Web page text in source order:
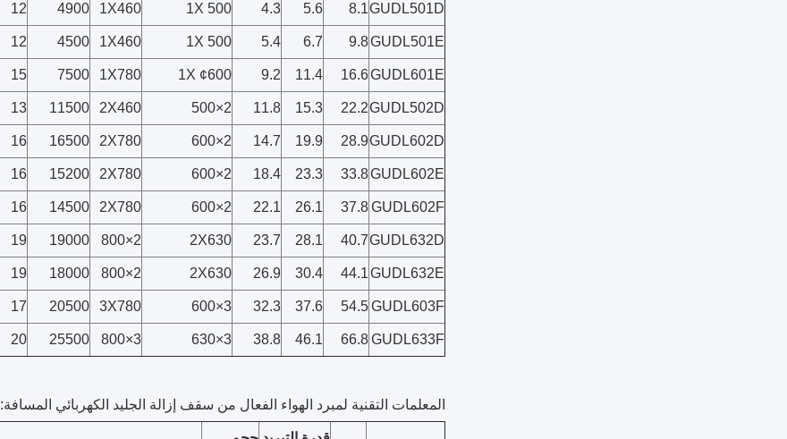
GUDL501D
8.1
5.6
4.3
1X 500
1X460
4900
12
GUDL501E
9.8
6.7
5.4
1X 500
1X460
4500
12
GUDL601E
16.6
11.4
9.2
1X ¢600
1X780
7500
15
GUDL502D
22.2
15.3
11.8
2×500
2X460
11500
13
GUDL602D
28.9
19.9
14.7
2×600
2X780
16500
16
GUDL602E
33.8
23.3
18.4
2×600
2X780
15200
16
GUDL602F
37.8
26.1
22.1
2×600
2X780
14500
16
GUDL632D
40.7
28.1
23.7
2X630
2×800
19000
19
GUDL632E
44.1
30.4
26.9
2X630
2×800
18000
19
GUDL603F
54.5
37.6
32.3
3×600
3X780
20500
17
GUDL633F
66.8
46.1
38.8
3×630
3×800
25500
20
المعلمات التقنية لمبرد الهواء الفعال من سقف إزالة الجليد الكهربائي المسافة: 6.0mm